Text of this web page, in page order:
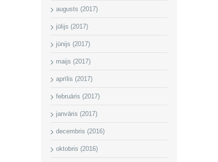
augusts (2017)
jūlijs (2017)
jūnijs (2017)
maijs (2017)
aprīlis (2017)
februāris (2017)
janvāris (2017)
decembris (2016)
oktobris (2016)